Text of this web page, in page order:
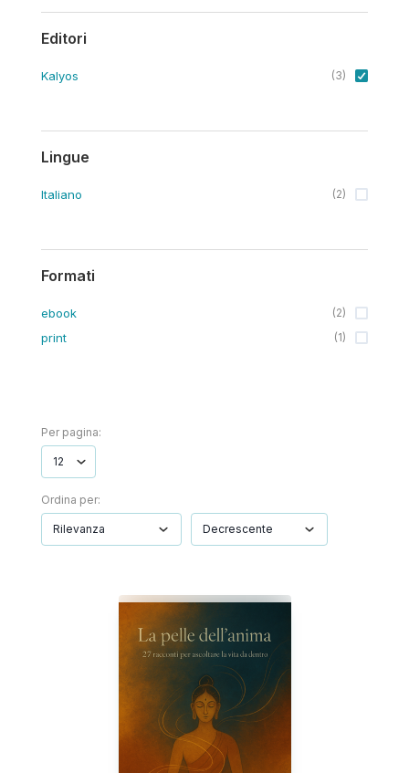
Editori
Kalyos (3)
Lingue
Italiano (2)
Formati
ebook (2)
print (1)
Per pagina:
Ordina per: